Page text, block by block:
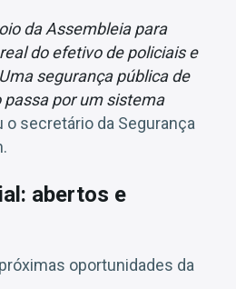
da Assembleia para
do efetivo de policiais e
segurança pública de
por um sistema
o secretário da Segurança
abertos e
oportunidades da